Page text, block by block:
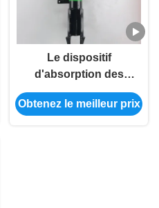
Le dispositif
d'absorption des
chocs avant du
véhicule L RX300
Obtenez le meilleur prix